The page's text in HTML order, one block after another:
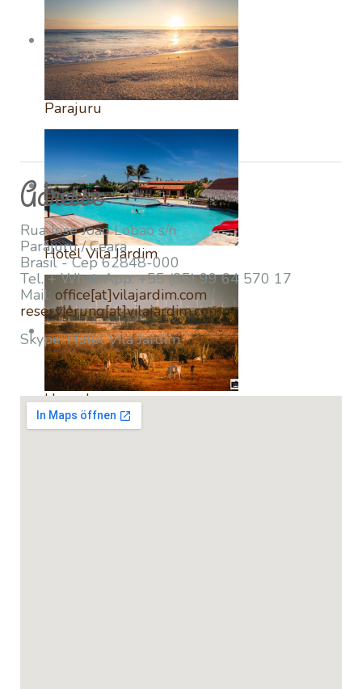
Parajuru
Hotel Vila Jardim
Umgebung
Adresse
Rua Jose Joao Lobao s/n
Parajuru / Ceara
Brasil - Cep 62848-000
Tel. + WhatsApp: +55 (85)99 64 570 17
Mail: office[at]vilajardim.com /
reservierung[at]vilajardim.com
Skype: Hotel Vila Jardim